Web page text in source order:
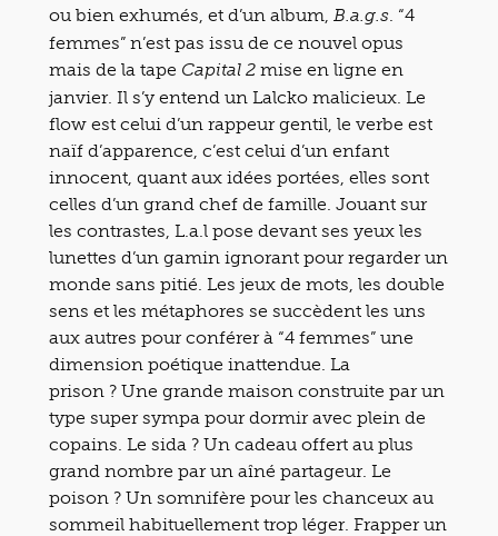
ou bien exhumés, et d’un album, B.a.g.s . “4
femmes” n’est pas issu de ce nouvel opus
mais de la tape Capital 2 mise en ligne en
janvier. Il s’y entend un Lalcko malicieux. Le
flow est celui d’un rappeur gentil, le verbe est
naïf d’apparence, c’est celui d’un enfant
innocent, quant aux idées portées, elles sont
celles d’un grand chef de famille. Jouant sur
les contrastes, L.a.l pose devant ses yeux les
lunettes d’un gamin ignorant pour regarder un
monde sans pitié. Les jeux de mots, les double
sens et les métaphores se succèdent les uns
aux autres pour conférer à “4 femmes” une
dimension poétique inattendue. La
prison ? Une grande maison construite par un
type super sympa pour dormir avec plein de
copains. Le sida ? Un cadeau offert au plus
grand nombre par un aîné partageur. Le
poison ? Un somnifère pour les chanceux au
sommeil habituellement trop léger. Frapper un